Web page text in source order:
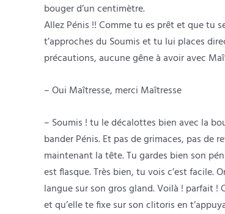
bouger d’un centimètre.
Allez Pénis !! Comme tu es prêt et que tu
t’approches du Soumis et tu lui places
précautions, aucune gêne à avoir avec
– Oui Maîtresse, merci Maîtresse
– Soumis ! tu le décalottes bien avec la
bander Pénis. Et pas de grimaces, pas de
maintenant la tête. Tu gardes bien son
est flasque. Très bien, tu vois c’est facile.
langue sur son gros gland. Voilà ! parfait !
et qu’elle te fixe sur son clitoris en